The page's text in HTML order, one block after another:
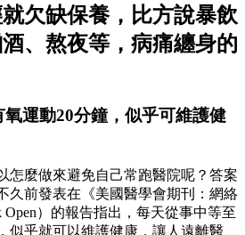
欠缺保養，比方說暴飲
、熬夜等，病痛纏身的
氧運動20分鐘，似乎可維護健
怎麼做來避免自己常跑醫院呢？答案
久前發表在《美國醫學會期刊：網絡
Open）的報告指出，每天從事中等至
似乎就可以維護健康，讓人遠離醫